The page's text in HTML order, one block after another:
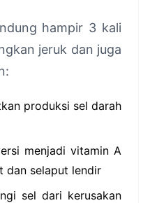
hampir 3 kali
jeruk dan juga
produksi sel darah
menjadi vitamin A
dan selaput lendir
sel dari kerusakan